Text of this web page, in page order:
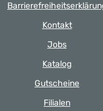
Kontakt
Jobs
Katalog
Gutscheine
Filialen